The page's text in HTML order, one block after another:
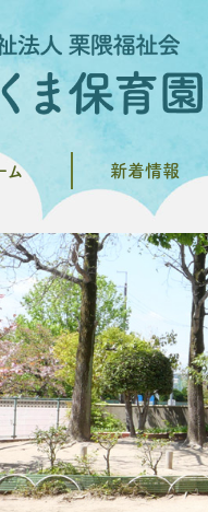
ム 新着情報